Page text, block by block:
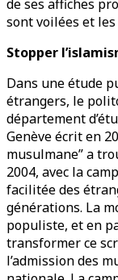
de ses affiches
sont voilées et
Stopper
Dans une étude
étrangers, le
département
Genève écrit en
musulmane” a
2004, avec la
facilitée des
générations. La
populiste, et en
transformer ce
l’admission des